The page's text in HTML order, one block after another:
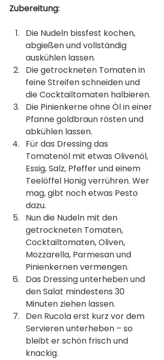
Zubereitung:
Die Nudeln bissfest kochen,
abgießen und vollständig
auskühlen lassen.
Die getrockneten Tomaten in
feine Streifen schneiden und
die Cocktailtomaten halbieren.
Die Pinienkerne ohne Öl in einer
Pfanne goldbraun rösten und
abkühlen lassen.
Für das Dressing das
Tomatenöl mit etwas Olivenöl,
Essig, Salz, Pfeffer und einem
Teelöffel Honig verrühren. Wer
mag, gibt noch etwas Pesto
dazu.
Nun die Nudeln mit den
getrockneten Tomaten,
Cocktailtomaten, Oliven,
Mozzarella, Parmesan und
Pinienkernen vermengen.
Das Dressing unterheben und
den Salat mindestens 30
Minuten ziehen lassen.
Den Rucola erst kurz vor dem
Servieren unterheben – so
bleibt er schön frisch und
knackig.